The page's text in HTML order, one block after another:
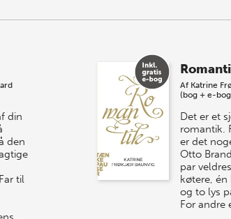
din
den
til
Af Katrine
(bog + e-
Det er et
romantik.
er det
Otto
par
køtere,
og to lys
For andre